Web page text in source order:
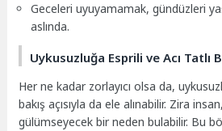
Geceleri uyuyamamak, gündüzleri
aslında.
Uykusuzluğa Esprili ve Acı Tatlı
Her ne kadar zorlayıcı olsa da,
bakış açısıyla da ele alınabilir. Zira
gülümseyecek bir neden bulabilir. Bu